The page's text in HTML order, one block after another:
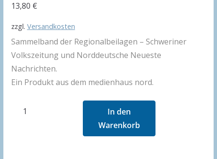
13,80 €
zzgl. Versandkosten
Sammelband der Regionalbeilagen – Schweriner
Volkszeitung und Norddeutsche Neueste
Nachrichten.
Ein Produkt aus dem medienhaus nord.
Mecklenburg
In den
Warenkorb